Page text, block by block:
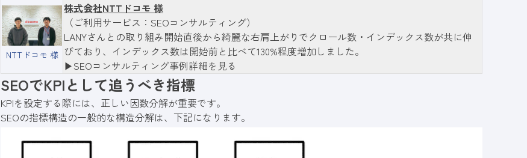
NTTドコモ 様
株式会社NTTドコモ 様
（ご利用サービス：SEOコンサルティング）
LANYさんとの取り組み開始直後から綺麗な右肩上がりでクロール数・インデックス数が共に伸
びており、インデックス数は開始前と比べて130%程度増加しました。
▶︎SEOコンサルティング事例詳細を見る
SEOでKPIとして追うべき指標
KPIを設定する際には、正しい因数分解が重要です。
SEOの指標構造の一般的な構造分解は、下記になります。